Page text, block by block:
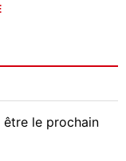
être le prochain